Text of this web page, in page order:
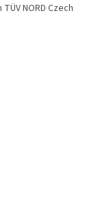
NORD Czech